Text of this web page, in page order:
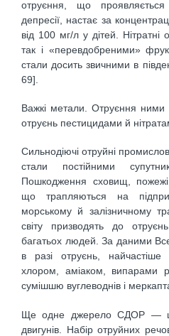
отруєння, що
депресії, настає за
від 100 мг/л у дітей.
так і «перевдобреними»
стали досить звичними в
69].
Важкі метали. Отруєння ними
отруєнь пестицидами й
Сильнодіючі отруйні
стали постійними
Пошкодження сховищ,
що трапляються на
морському й залізничному
світу призводять до
багатьох людей. За даними
в разі отруєнь, найчастіше
хлором, аміаком, випарами
сумішшю вуглеводнів і
Ще одне джерело СДОР —
двигунів. Набір отруйних